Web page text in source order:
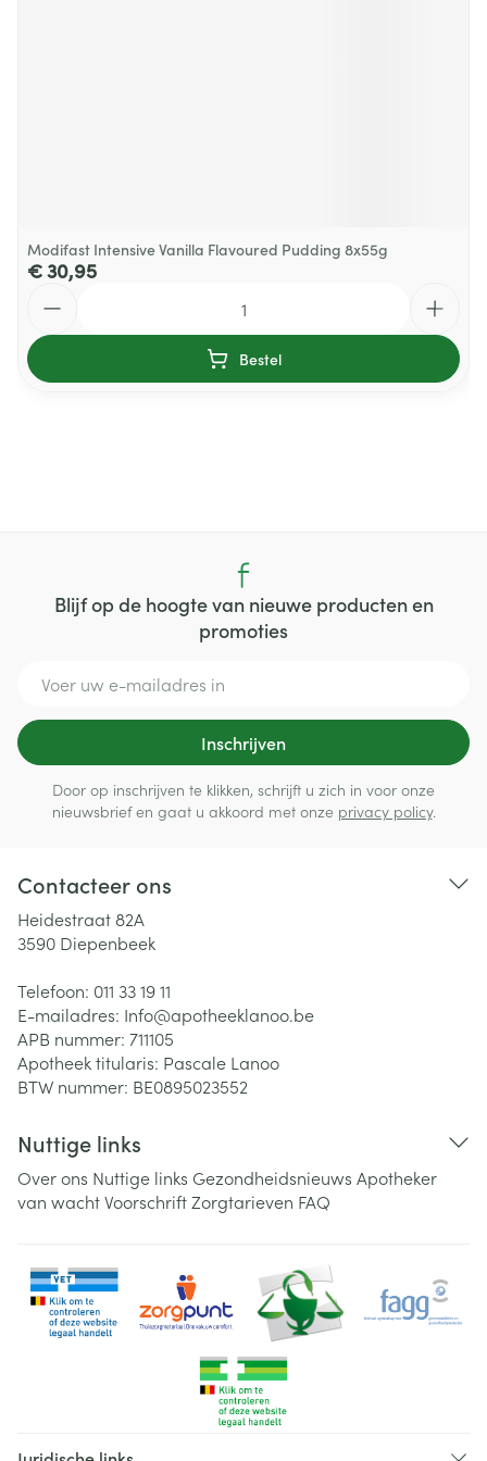
Modifast Intensive Vanilla Flavoured Pudding 8x55g
€ 30,95
Bestel
Blijf op de hoogte van nieuwe producten en
promoties
Inschrijven
Door op inschrijven te klikken, schrijft u zich in voor onze
nieuwsbrief en gaat u akkoord met onze privacy policy.
Contacteer ons
Heidestraat 82A
3590 Diepenbeek
Telefoon: 011 33 19 11
E-mailadres: Info@apotheeklanoo.be
APB nummer: 711105
Apotheek titularis: Pascale Lanoo
BTW nummer: BE0895023552
Nuttige links
Over ons Nuttige links Gezondheidsnieuws Apotheker
van wachtVoorschriftZorgtarieven FAQ